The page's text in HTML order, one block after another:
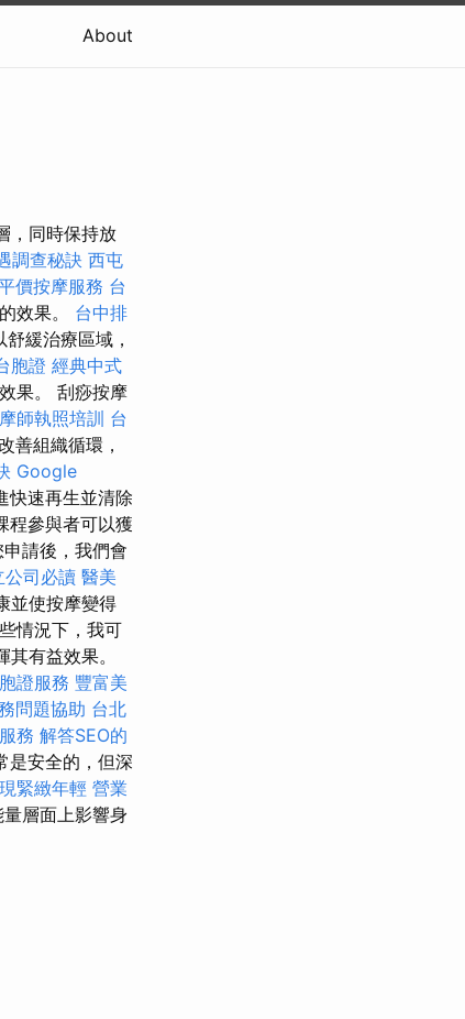
About
，同時保持放
調查秘訣 西屯
價按摩服務 台
效果。 台中排
緩治療區域，
胞證 經典中式
果。 刮痧按摩
師執照培訓 台
善組織循環，
Google
快速再生並清除
程參與者可以獲
申請後，我們會
公司必讀 醫美
並使按摩變得
情況下，我可
有益效果。
證服務 豐富美
問題協助 台北
務 解答SEO的
是安全的，但深
緊緻年輕 營業
層面上影響身